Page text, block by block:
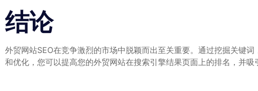
结论
外贸网站SEO在竞争激烈的市场中脱颖而出至关重要。通过挖掘关键
和优化，您可以提高您的外贸网站在搜索引擎结果页面上的排名，并